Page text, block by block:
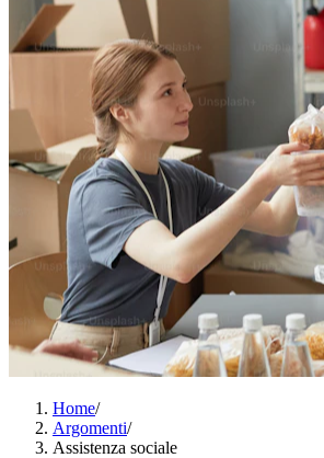
Home/
Argomenti/
Assistenza sociale